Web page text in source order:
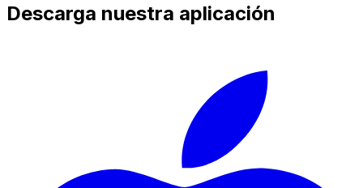
Descarga nuestra aplicación